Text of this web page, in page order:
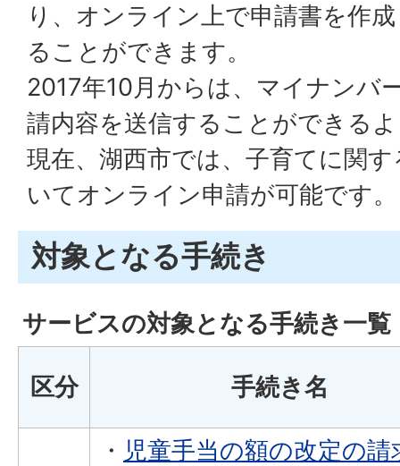
り、オンライン上で申請書を作
ることができます。
2017年10月からは、マイナンバ
請内容を送信することができる
現在、湖西市では、子育てに関
いてオンライン申請が可能です。
対象となる手続き
サービスの対象となる手続き一覧
区分 手続き名
・ 児童手当の額の改定の請